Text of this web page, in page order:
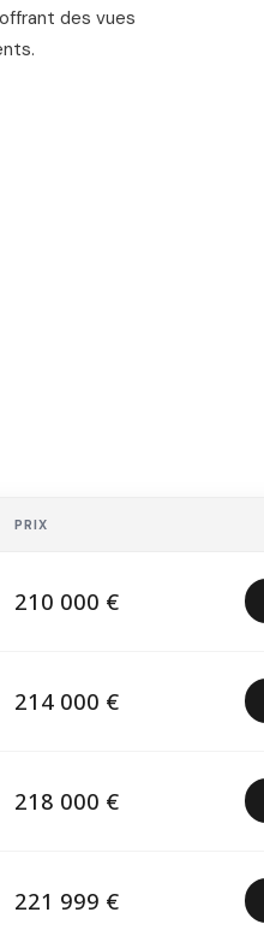
des vues
PRIX
210 000 €
214 000 €
218 000 €
221 999 €